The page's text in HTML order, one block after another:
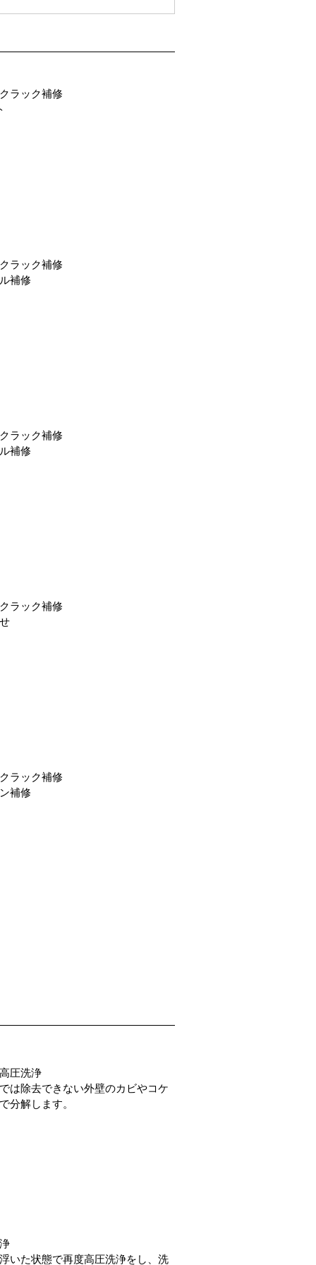
ラック補修
ラック補修
補修
ラック補修
補修
ラック補修
ラック補修
補修
圧洗浄
は除去できない外壁のカビやコケ
分解します。
いた状態で再度高圧洗浄をし、洗